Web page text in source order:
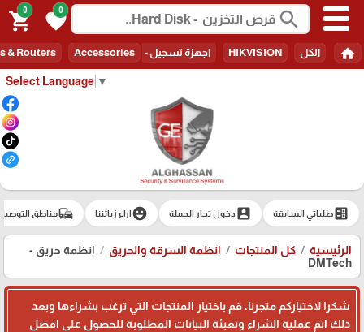
Select Language ▼
search
0
favorite
0
shopping_cart
home الكل HIKVISION اجهزة تسجيل - Recorders & Routers Accessories
ballotطلباتي السابقة account_boxدخول تجار الجملة emoji_emotionsآراء زبائننا commuteمناطق
الرئيسية كل المنتجات انظمة السرقة والحريق
انظمة حريق -
DMTech
شكرا لاختياركم متجرنا، قم باختيار المنتجات التي ترغب بشراءها وبعد
ذلك اتم عملية الشراء وتعبئة البيانات المطلوبة للحصول على افضل